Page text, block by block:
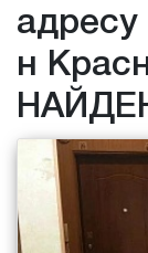
адресу
н